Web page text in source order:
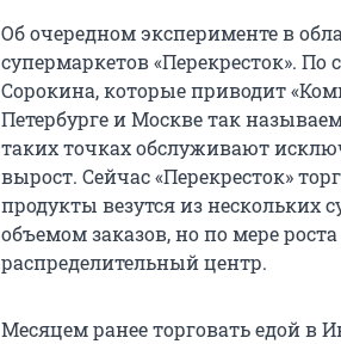
Об очередном эксперименте в
супермаркетов «Перекресток».
Сорокина, которые приводит
Петербурге и Москве так
таких точках обслуживают
вырост. Сейчас «Перекресток»
продукты везутся из нескольких
объемом заказов, но по мере
распределительный центр.
Месяцем ранее торговать едой в